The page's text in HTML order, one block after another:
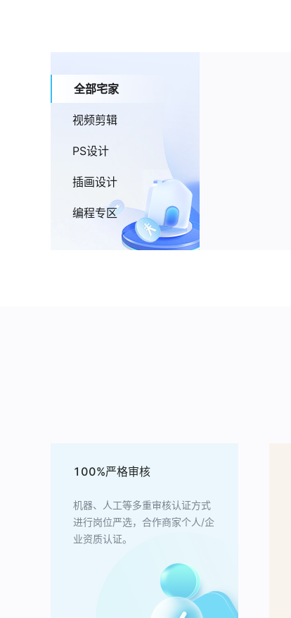
全部宅家
视频剪辑
PS设计
插画设计
编程专区
100%严格审核
机器、人工等多重审核认证方式
进行岗位严选，合作商家个人/企
业资质认证。